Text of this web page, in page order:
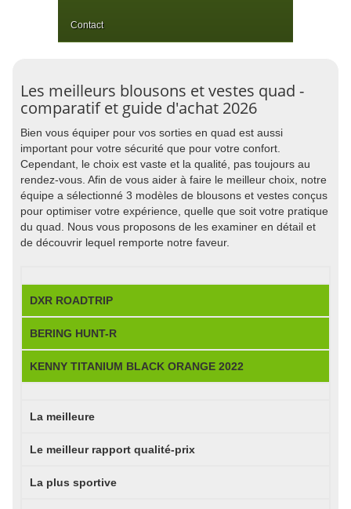
Contact
Les meilleurs blousons et vestes quad -
comparatif et guide d'achat 2026
Bien vous équiper pour vos sorties en quad est aussi
important pour votre sécurité que pour votre confort.
Cependant, le choix est vaste et la qualité, pas toujours au
rendez-vous. Afin de vous aider à faire le meilleur choix, notre
équipe a sélectionné 3 modèles de blousons et vestes conçus
pour optimiser votre expérience, quelle que soit votre pratique
du quad. Nous vous proposons de les examiner en détail et
de découvrir lequel remporte notre faveur.
DXR ROADTRIP
BERING HUNT-R
KENNY TITANIUM BLACK ORANGE 2022
La meilleure
Le meilleur rapport qualité-prix
La plus sportive